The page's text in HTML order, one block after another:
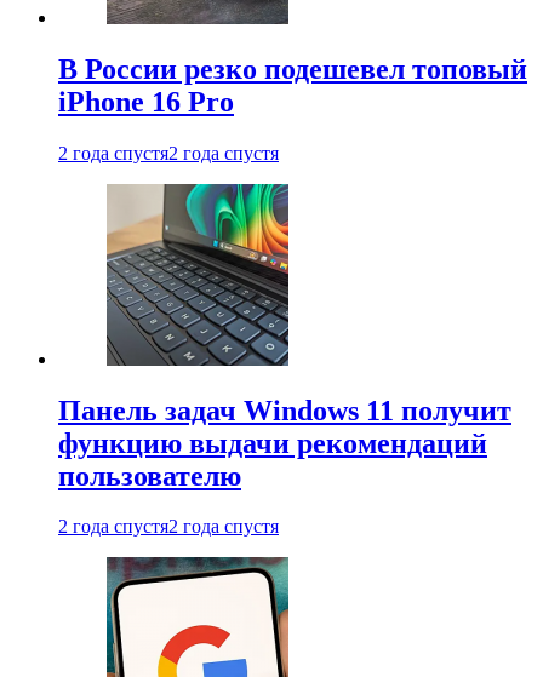
В России резко подешевел топовый
iPhone 16 Pro
2 года спустя2 года спустя
Панель задач Windows 11 получит
функцию выдачи рекомендаций
пользователю
2 года спустя2 года спустя